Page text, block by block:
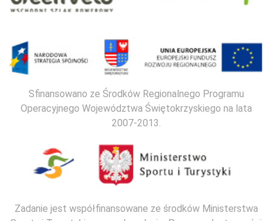
Sfinansowano ze Środków Regionalnego Programu
Operacyjnego Województwa Świętokrzyskiego na lata
2007-2013.
Zadanie jest współfinansowane ze środków Ministerstwa